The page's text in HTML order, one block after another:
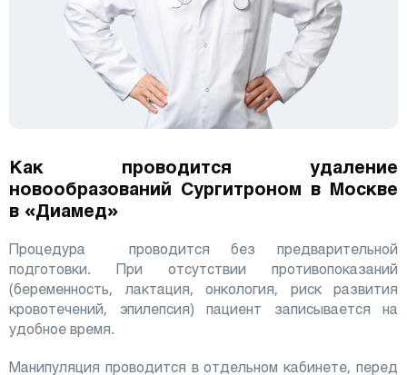
Как проводится удаление
новообразований Сургитроном в Москве
в «Диамед»
Процедура проводится без предварительной
подготовки. При отсутствии противопоказаний
(беременность, лактация, онкология, риск развития
кровотечений, эпилепсия) пациент записывается на
удобное время.
Манипуляция проводится в отдельном кабинете, перед